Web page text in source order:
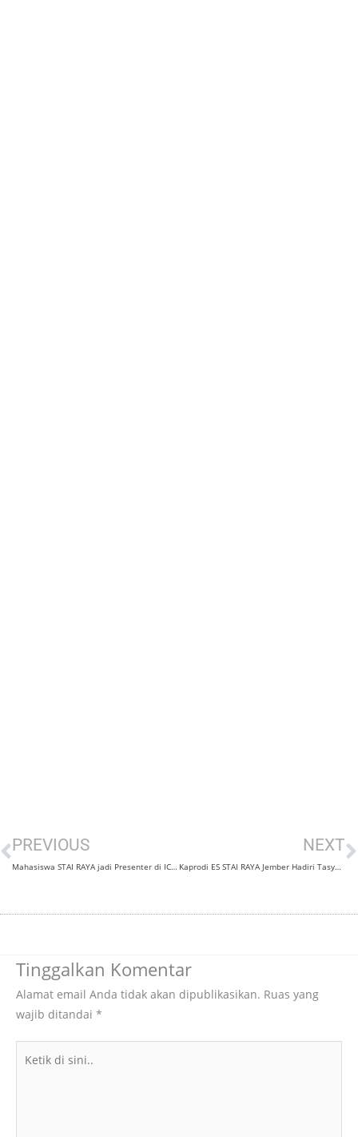
Prev
PREVIOUS
Mahasiswa STAI RAYA jadi Presenter di ICHES 2026, Angkat Storytelling sebagai Kearifan Lokal untuk Penguatan Karakter Siswa SD/MI
NEXT
Kaprodi ES STAI RAYA Jember Hadiri Tasyakuran Pelepasan Santri Kelas Akhir Pondok Pesantren Al- Ishlah Jenggawah
Tinggalkan Komentar
Alamat email Anda tidak akan dipublikasikan. Ruas yang
wajib ditandai *